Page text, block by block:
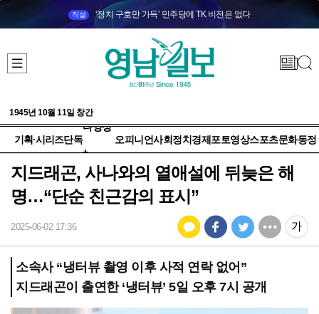
직설 ‘정치 구호만 가득’ 민주당에 TK 비전은 없다
1945년 10월 11일 창간
기획·시리즈단독
다양성
+
오피니언사회정치 경제 포토영상스포츠문화동정
지드래곤, 사나와의 열애설에 뒤늦은 해
명…“단순 친근감의 표시”
2025-06-02 17:36
소속사 “냉터뷰 촬영 이후 사적 연락 없어”
지드래곤이 출연한 ‘냉터뷰’ 5일 오후 7시 공개